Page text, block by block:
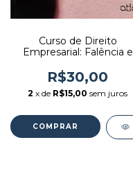
Curso de Direito
Empresarial: Falência e
Empresas Vol. 3 - Autor:
Andre Luiiz Santa Cruz
Ramos (2014) [usado]
R$30,00
2 x de R$15,00 sem juros